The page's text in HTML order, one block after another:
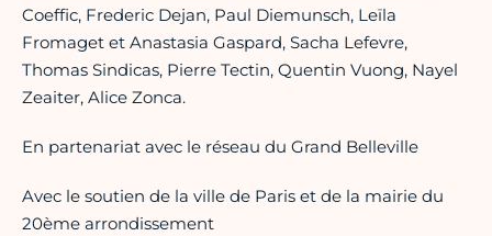
Coeffic, Frederic Dejan, Paul Diemunsch, Leïla
Fromaget et Anastasia Gaspard, Sacha Lefevre,
Thomas Sindicas, Pierre Tectin, Quentin Vuong, Nayel
Zeaiter, Alice Zonca.
En partenariat avec le réseau du Grand Belleville
Avec le soutien de la ville de Paris et de la mairie du
20ème arrondissement